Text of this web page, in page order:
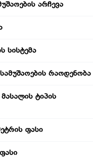
არჩევა
სისტემა
რაოდენობა
ტიპის
ფასი